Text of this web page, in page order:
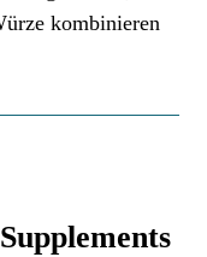
kombinieren